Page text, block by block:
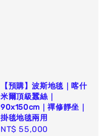
【預購】波斯地毯｜喀什
米爾頂級蠶絲｜
90x150cm｜禪修靜坐｜
掛毯地毯兩用
Sale
NT$ 55,000